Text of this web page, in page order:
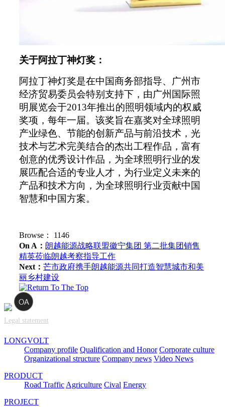
关于阿拉丁神灯奖：
阿拉丁神灯奖是在中国商务部指导、广州市
经济贸易委员会特别支持下，由广州国际照
明展览会于2013年推出的照明领域内的权威
奖项，每年一届。该奖旨在嘉奖对全球照明
产业绿色、节能的创新产品与前沿技术，光
技术与艺术完美结合的杰出工程作品，富有
创意的优秀设计作品，为全球照明行业的发
展匹配合适的专业人才，为行业定义未来的
产品和技术方向，为全球照明行业贡献中国
智慧和中国方案。
Browse： 1146
On A：朗越能源战略联盟徽宁集团 第二批集团销售
精英莅临朗越考察指导工作
Next：芒市政府携手朗越能源共同打造智慧城市和美
丽乡村建设
Legal statement
LONGVOLT
Company profile Qualification and Honor Corporate culture
Organizational structure Company news Video News
PRODUCT
Road TrafficAgriculture Cival Energy
PROJECT